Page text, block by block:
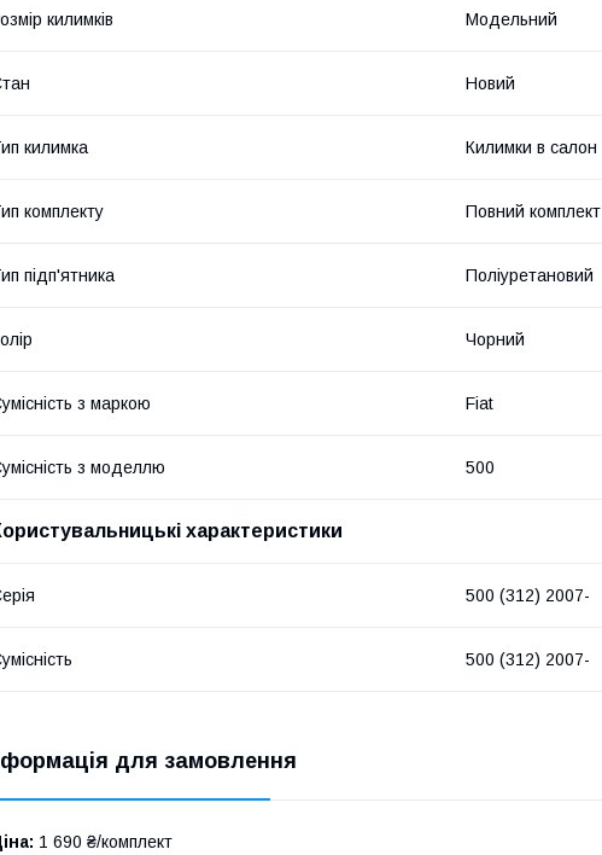
килимків Модельний
Новий
килимка Килимки в салон
комплекту Повний комплект
підп'ятника Поліуретановий
Чорний
з маркою Fiat
з моделлю 500
характеристики
500 (312) 2007-
500 (312) 2007-
для замовлення
1 690 ₴/комплект